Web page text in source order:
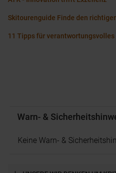
Skitourenguide Finde den
11 Tipps für
Warn- &
Keine Warn- &